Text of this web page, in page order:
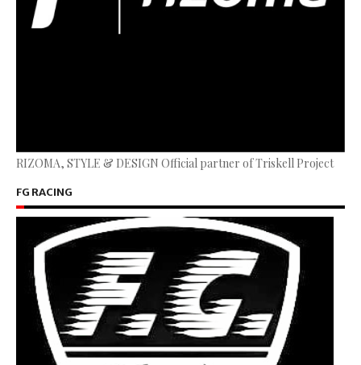
RIZOMA, STYLE & DESIGN Official partner of Triskell Project
FG RACING